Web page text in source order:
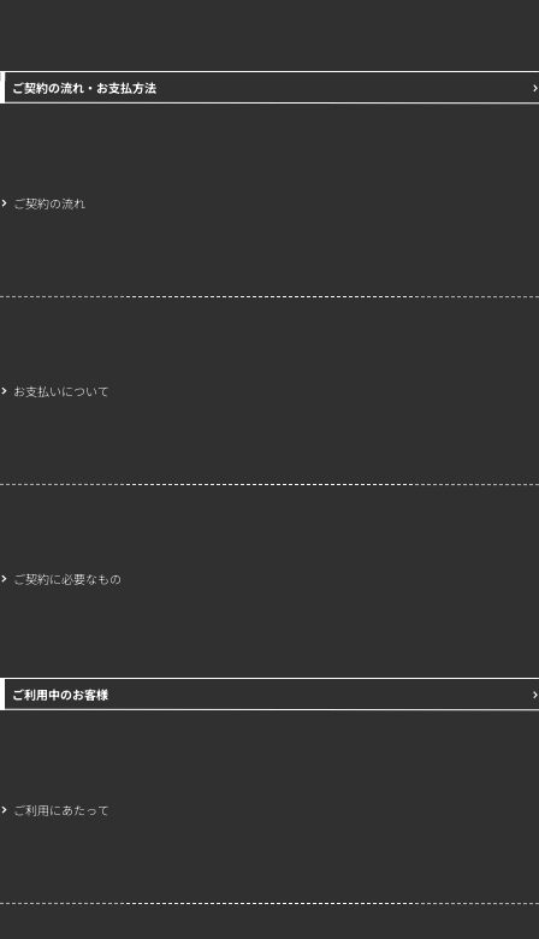
ご契約の流れ・お支払方法
ご契約の流れ
お支払いについて
ご契約に必要なもの
ご利用中のお客様
ご利用にあたって